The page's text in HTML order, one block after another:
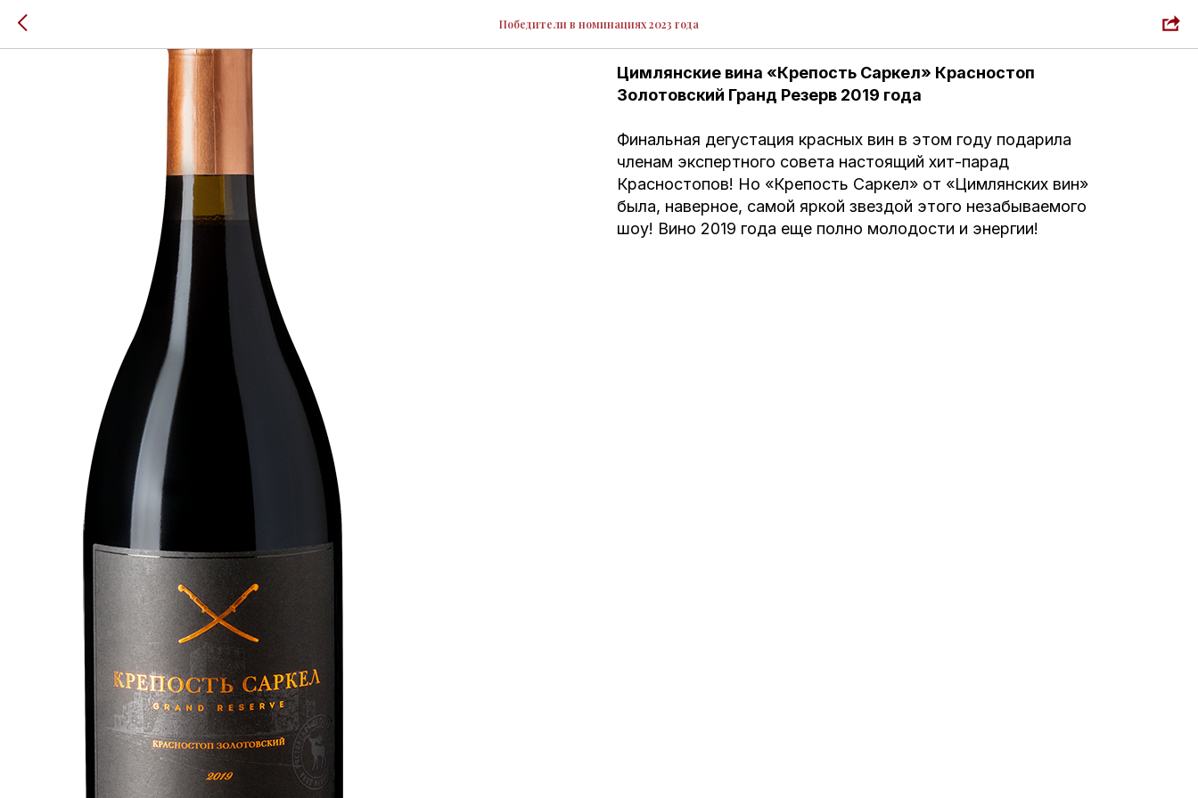
Победители в номинациях 2023 года
Автохтон
Цимлянские вина «Крепость Саркел» Красностоп
Золотовский Гранд Резерв 2019 года
Финальная дегустация красных вин в этом году подарила
членам экспертного совета настоящий хит-парад
Красностопов! Но «Крепость Саркел» от «Цимлянских вин»
была, наверное, самой яркой звездой этого незабываемого
шоу! Вино 2019 года еще полно молодости и энергии!